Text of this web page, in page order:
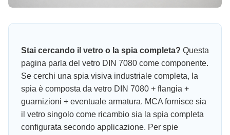
Stai cercando il vetro o la spia completa? Questa
pagina parla del vetro DIN 7080 come componente.
Se cerchi una spia visiva industriale completa, la
spia è composta da vetro DIN 7080 + flangia +
guarnizioni + eventuale armatura. MCA fornisce sia
il vetro singolo come ricambio sia la spia completa
configurata secondo applicazione. Per spie